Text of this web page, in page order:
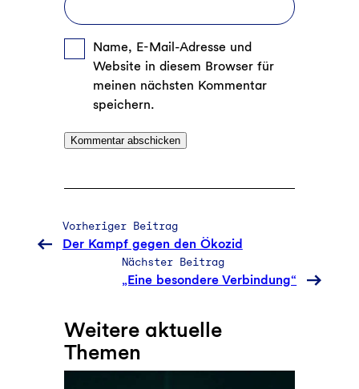
Name, E-Mail-Adresse und
Website in diesem Browser für
meinen nächsten Kommentar
speichern.
Vorheriger Beitrag
Der Kampf gegen den Ökozid
Nächster Beitrag
„Eine besondere Verbindung“
Weitere aktuelle
Themen